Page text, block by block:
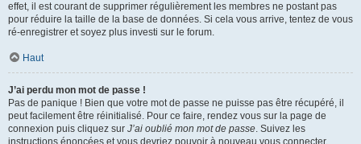
effet, il est courant de supprimer régulièrement les membres ne postant pas
pour réduire la taille de la base de données. Si cela vous arrive, tentez de vous
ré-enregistrer et soyez plus investi sur le forum.
Haut
J’ai perdu mon mot de passe !
Pas de panique ! Bien que votre mot de passe ne puisse pas être récupéré, il
peut facilement être réinitialisé. Pour ce faire, rendez vous sur la page de
connexion puis cliquez sur J’ai oublié mon mot de passe. Suivez les
instructions énoncées et vous devriez pouvoir à nouveau vous connecter.